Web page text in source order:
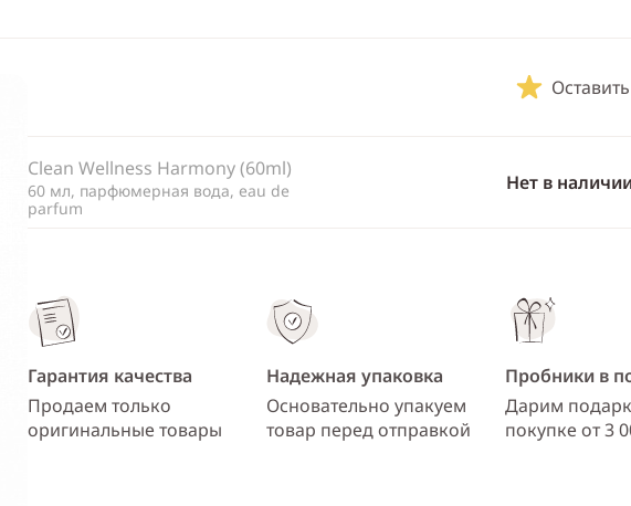
Clean Wellness Harmony (60ml)
60 мл, парфюмерная вода, eau de
parfum
Нет в
Гарантия качества
Продаем только
оригинальные товары
Надежная упаковка
Основательно упакуем
товар перед отправкой
Пробники в
Дарим
покупке от 3